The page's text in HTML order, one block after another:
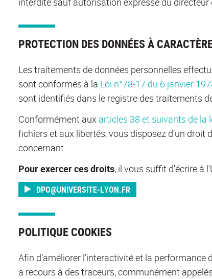
PROTECTION DES DONNÉES À
Les traitements de données personnelles
sont conformes à la Loi n°78-17 du 6 janvier
sont identifiés dans le registre des traitements
Conformément aux articles 38 et suivants de la
fichiers et aux libertés, vous disposez d’un droit
concernant.
Pour exercer ces droits, il vous suffit d'écrire à
DPO@UNIVERSITE-LYON.FR
POLITIQUE COOKIES
Afin d’améliorer l’interactivité et la performance
a recours à des traceurs, communément